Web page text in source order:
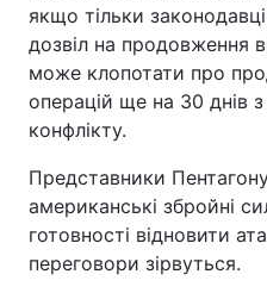
якщо тільки
дозвіл на продовження
може клопотати про
операцій ще на 30 днів
конфлікту.
Представники
американські збройні
готовності відновити
переговори зірвуться.